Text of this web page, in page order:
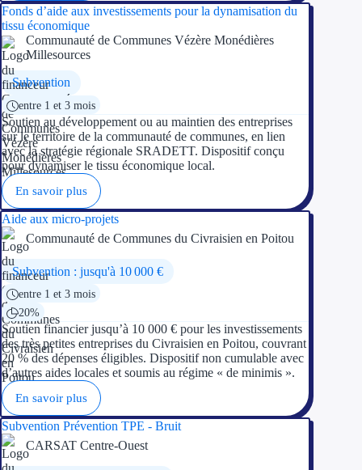
Aides Région
Aides Région
Régions de I à P
Aides Région Île-
Aides Région
Aides Région
Fonds d’aide aux investissements pour la dynamisation du
tissu économique
Communauté de Communes Vézère Monédières
Millesources
Subvention
entre 1 et 3 mois
Soutien au développement ou au maintien des entreprises
sur le territoire de la communauté de communes, en lien
avec la stratégie régionale SRADETT. Dispositif conçu
pour dynamiser le tissu économique local.
En savoir plus
Aide aux micro-projets
Communauté de Communes du Civraisien en Poitou
Subvention : jusqu'à 10 000 €
entre 1 et 3 mois
20%
Soutien financier jusqu’à 10 000 € pour les investissements
des très petites entreprises du Civraisien en Poitou, couvrant
20 % des dépenses éligibles. Dispositif non cumulable avec
d’autres aides locales et soumis au régime « de minimis ».
En savoir plus
Subvention Prévention TPE - Bruit
CARSAT Centre-Ouest